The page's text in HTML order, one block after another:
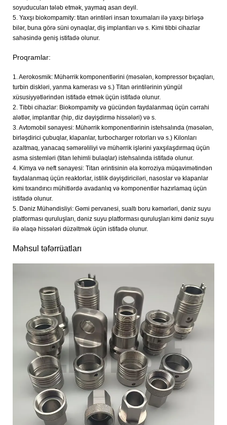
soyuducuları tələb etmək, yaymaq asan deyil.
5. Yaxşı biokompamity: titan ərintiləri insan toxumaları ilə yaxşı birləşə
bilər, buna görə süni oynaqlar, diş implantları və s. Kimi tibbi cihazlar
sahəsində geniş istifadə olunur.
Proqramlar:
1. Aerokosmik: Mühərrik komponentlərini (məsələn, kompressor bıçaqları,
turbin diskləri, yanma kamerası və s.) Titan ərintilərinin yüngül
xüsusiyyətlərindən istifadə etmək üçün istifadə olunur.
2. Tibbi cihazlar: Biokompamity və gücündən faydalanmaq üçün cərrahi
alətlər, implantlar (hip, diz dəyişdirmə hissələri) və s.
3. Avtomobil sənayesi: Mühərrik komponentlərinin istehsalında (məsələn,
birləşdirici çubuqlar, klapanlar, turbocharger rotorları və s.) Kilonları
azaltmaq, yanacaq səmərəliliyi və mühərrik işlərini yaxşılaşdırmaq üçün
asma sistemləri (titan lehimli bulaqlar) istehsalında istifadə olunur.
4. Kimya və neft sənayesi: Titan ərintisinin əla korroziya müqavimətindən
faydalanmaq üçün reaktorlar, istilik dəyişdiriciləri, nasoslar və klapanlar
kimi tıxandırıcı mühitlərdə avadanlıq və komponentlər hazırlamaq üçün
istifadə olunur.
5. Dəniz Mühəndisliyi: Gəmi pervanesi, sualtı boru kəmərləri, dəniz suyu
platforması quruluşları, dəniz suyu platforması quruluşları kimi dəniz suyu
ilə əlaqə hissələri düzəltmək üçün istifadə olunur.
Məhsul təfərrüatları